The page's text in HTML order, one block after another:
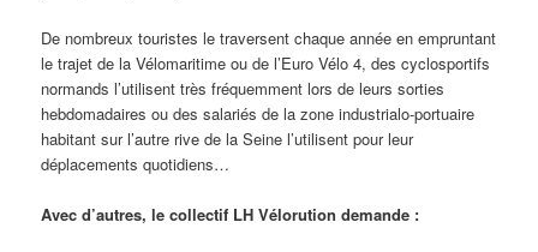
De nombreux touristes le traversent chaque année en empruntant
le trajet de la Vélomaritime ou de l’Euro Vélo 4, des cyclosportifs
normands l’utilisent très fréquemment lors de leurs sorties
hebdomadaires ou des salariés de la zone industrialo-portuaire
habitant sur l’autre rive de la Seine l’utilisent pour leur
déplacements quotidiens…
Avec d’autres, le collectif LH Vélorution demande :